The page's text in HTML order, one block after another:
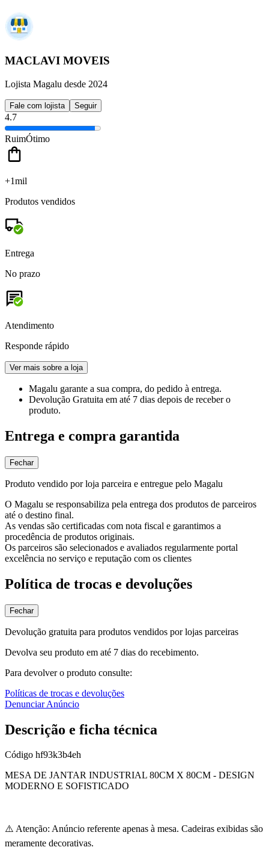
MACLAVI MOVEIS
Lojista Magalu desde 2024
Fale com lojista Seguir
4.7
RuimÓtimo
+1mil
Produtos vendidos
Entrega
No prazo
Atendimento
Responde rápido
Ver mais sobre a loja
Magalu garante a sua compra, do pedido à entrega.
Devolução Gratuita em até 7 dias depois de receber o
produto.
Entrega e compra garantida
Fechar
Produto vendido por loja parceira e entregue pelo Magalu
O Magalu se responsabiliza pela entrega dos produtos de parceiros
até o destino final.
As vendas são certificadas com nota fiscal e garantimos a
procedência de produtos originais.
Os parceiros são selecionados e avaliados regularmente portal
excelência no serviço e reputação com os clientes
Política de trocas e devoluções
Fechar
Devolução gratuita para produtos vendidos por lojas parceiras
Devolva seu produto em até 7 dias do recebimento.
Para devolver o produto consulte:
Políticas de trocas e devoluções
Denunciar Anúncio
Descrição e ficha técnica
Código hf93k3b4eh
MESA DE JANTAR INDUSTRIAL 80CM X 80CM - DESIGN
MODERNO E SOFISTICADO
⚠️ Atenção: Anúncio referente apenas à mesa. Cadeiras exibidas são
meramente decorativas.